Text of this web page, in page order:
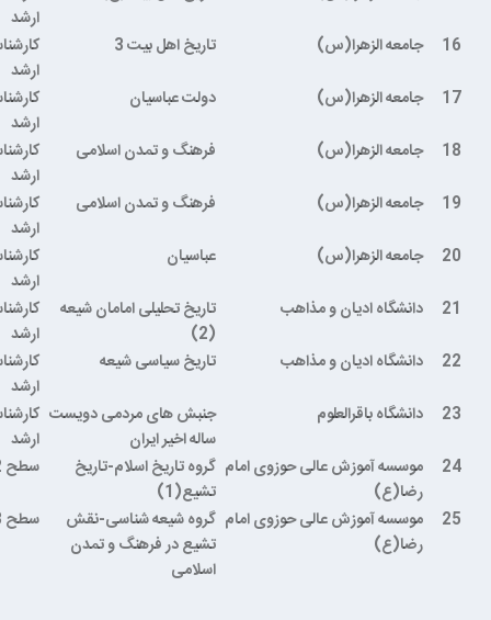
ارشد
16
جامعه الزهرا(س) تاریخ اهل بیت 3
ارشد
17
جامعه الزهرا(س) دولت عباسیان
ارشد
18
جامعه الزهرا(س) فرهنگ و تمدن اسلامی
ارشد
19
جامعه الزهرا(س) فرهنگ و تمدن اسلامی
ارشد
20
جامعه الزهرا(س) عباسیان
ارشد
21
دانشگاه ادیان و مذاهب
تاریخ تحلیلی امامان شیعه
(2)
ارشد
22
دانشگاه ادیان و مذاهب تاریخ سیاسی شیعه
ارشد
23
دانشگاه باقرالعلوم
جنبش های مردمی دویست
ساله اخیر ایران
ارشد
24
موسسه آموزش عالی حوزوی امام
رضا(ع)
گروه تاریخ اسلام-تاریخ
تشیع(1)
سطح 2 حوزه
25
موسسه آموزش عالی حوزوی امام
رضا(ع)
گروه شیعه شناسی-نقش
تشیع در فرهنگ و تمدن
اسلامی
سطح 3 حوزه